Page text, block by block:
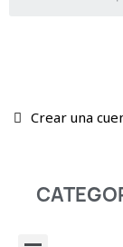
Crear una